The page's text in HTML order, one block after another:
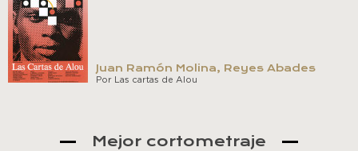
Juan Ramón Molina, Reyes Abades
Por Las cartas de Alou
Mejor cortometraje